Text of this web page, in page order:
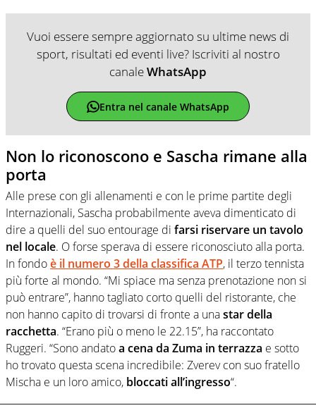
Vuoi essere sempre aggiornato su ultime news di
sport, risultati ed eventi live? Iscriviti al nostro
canaleWhatsApp
Entra nel canale WhatsApp
Non lo riconoscono e Sascha rimane alla
porta
Alle prese con gli allenamenti e con le prime partite degli
Internazionali, Sascha probabilmente aveva dimenticato di
dire a quelli del suo entourage di farsi riservare un tavolo
nel locale. O forse sperava di essere riconosciuto alla porta.
In fondoè il numero 3 della classifica ATP, il terzo tennista
più forte al mondo. “Mi spiace ma senza prenotazione non si
può entrare”, hanno tagliato corto quelli del ristorante, che
non hanno capito di trovarsi di fronte a unastar della
racchetta. “Erano più o meno le 22.15”, ha raccontato
Ruggeri. “Sono andatoa cena da Zuma in terrazza e sotto
ho trovato questa scena incredibile: Zverev con suo fratello
Mischa e un loro amico, bloccati all’ingresso“.